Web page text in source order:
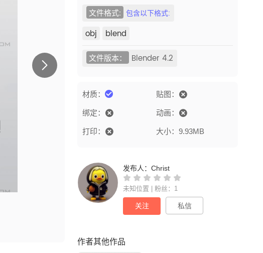
文件格式: 包含以下格式:
obj blend
文件版本： Blender 4.2
材质： 贴图：
绑定： 动画：
打印： 大小：9.93MB
发布人：Christ
未知位置 | 粉丝：1
关注 私信
作者其他作品